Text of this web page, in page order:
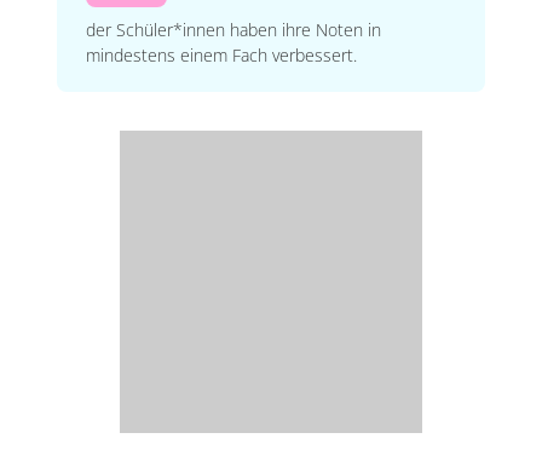
der Schüler*innen haben ihre Noten in
mindestens einem Fach verbessert.